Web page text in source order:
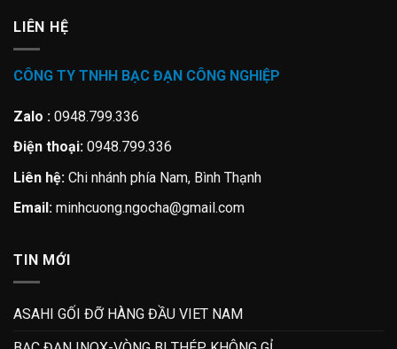
LIÊN HỆ
CÔNG TY TNHH BẠC ĐẠN CÔNG NGHIỆP
Zalo : 0948.799.336
Điện thoại: 0948.799.336
Liên hệ: Chi nhánh phía Nam, Bình Thạnh
Email: minhcuong.ngocha@gmail.com
TIN MỚI
ASAHI GỐI ĐỠ HÀNG ĐẦU VIET NAM